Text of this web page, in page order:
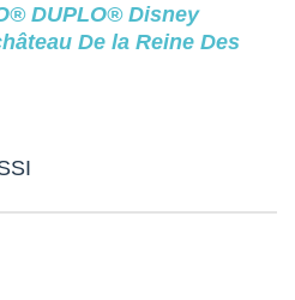
DUPLO® Disney
De la Reine Des